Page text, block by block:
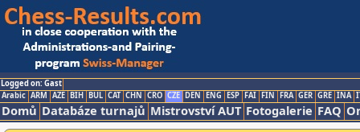
Logged on: Gast
Arabic ARM AZE BIH BUL CAT CHN CRO CZE DEN ENG ESP FAI FIN FRA GER GRE INA
Domů Databáze turnajů Mistrovství AUT Fotogalerie FAQ